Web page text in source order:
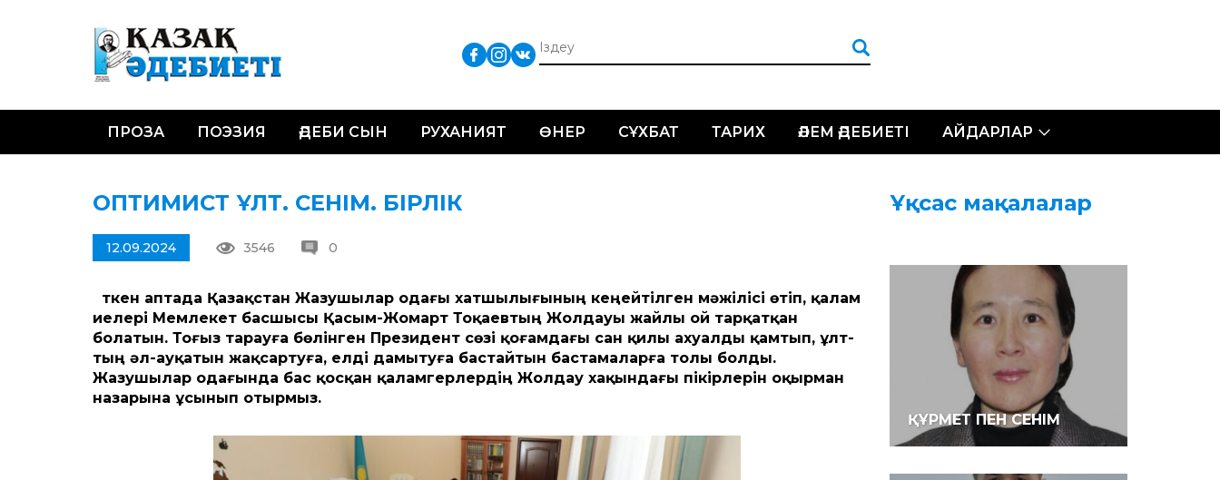
ПРОЗА ПОЭЗИЯ ӘДЕБИ СЫН РУХАНИЯТ ӨНЕР СҰХБАТ ТАРИХ ӘЛЕМ ӘДЕБИЕТІ АЙДАРЛАР
ОПТИМИСТ ҰЛТ. СЕНІМ. БІРЛІК
12.09.2024 3546 0
Өткен аптада Қазақстан Жазушылар одағы хатшылығының кеңейтілген мәжілісі өтіп, қалам
иелері Мемлекет басшысы Қасым-Жомарт Тоқаевтың Жолдауы жайлы ой тарқатқан
болатын. Тоғыз тарауға бөлінген Президент сөзі қоғамдағы сан қилы ахуалды қамтып, ұлт­
тың әл-ауқатын жақсартуға, елді дамытуға бастайтын бастамаларға толы болды.
Жазушылар одағында бас қосқан қаламгерлердің Жолдау хақындағы пікірлерін оқырман
назарына ұсынып отырмыз.
Ұқсас мақалалар
ҚҰРМЕТ ПЕН СЕНІМ